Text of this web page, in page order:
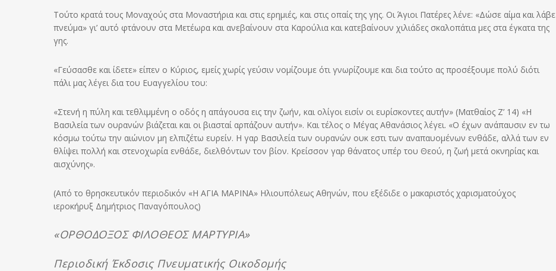
Τούτο κρατά τους Μοναχούς στα Μοναστήρια και στις ερημιές, και στις οπαίς της γης. Οι Άγιοι Πατέρες λένε: «Δώσε αίμα και λάβε
πνεύμα» γι’ αυτό φτάνουν στα Μετέωρα και ανεβαίνουν στα Καρούλια και κατεβαίνουν χιλιάδες σκαλοπάτια μες στα έγκατα της
γης.
«Γεύσασθε και ίδετε» είπεν ο Κύριος, εμείς χωρίς γεύσιν νομίζουμε ότι γνωρίζουμε και δια τούτο ας προσέξουμε πολύ διότι
πάλι μας λέγει δια του Ευαγγελίου του:
«Στενή η πύλη και τεθλιμμένη ο οδός η απάγουσα εις την ζωήν, και ολίγοι εισίν οι ευρίσκοντες αυτήν» (Ματθαίος Ζ’ 14) «Η
Βασιλεία των ουρανών βιάζεται και οι βιασταί αρπάζουν αυτήν». Και τέλος ο Μέγας Αθανάσιος λέγει. «Ο έχων ανάπαυσιν εν τω
κόσμω τούτω την αιώνιον μη ελπιζέτω ευρείν. Η γαρ Βασιλεία των ουρανών ουκ εστι των αναπαυομένων ενθάδε, αλλά των εν
θλίψει πολλή και στενοχωρία ενθάδε, διελθόντων τον βίον. Κρείσσον γαρ θάνατος υπέρ του Θεού, η ζωή μετά οκνηρίας και
αισχύνης».
(Από το θρησκευτικόν περιοδικόν «Η ΑΓΙΑ ΜΑΡΙΝΑ» Ηλιουπόλεως Αθηνών, που εξέδιδε ο μακαριστός χαρισματούχος
ιεροκήρυξ Δημήτριος Παναγόπουλος)
«ΟΡΘΟΔΟΞΟΣ ΦΙΛΟΘΕΟΣ ΜΑΡΤΥΡΙΑ»
Περιοδική Έκδοσις Πνευματικής Οικοδομής